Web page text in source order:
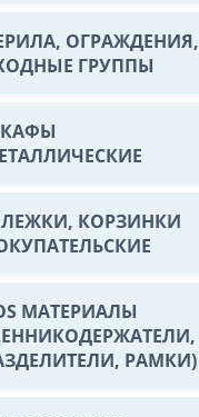
ОГРАЖДЕНИЯ,
ГРУППЫ
КОРЗИНКИ
МАТЕРИАЛЫ
РАМКИ)